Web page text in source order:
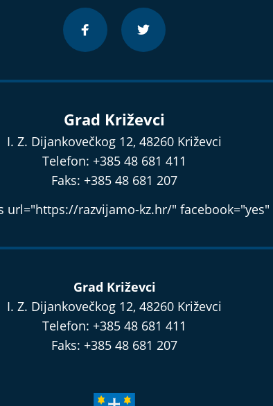
Grad Križevci
I. Z. Dijankovečkog 12, 48260 Križevci
Telefon: +385 48 681 411
Faks: +385 48 681 207
url="https://razvijamo-kz.hr/"
Grad Križevci
I. Z. Dijankovečkog 12, 48260 Križevci
Telefon: +385 48 681 411
Faks: +385 48 681 207